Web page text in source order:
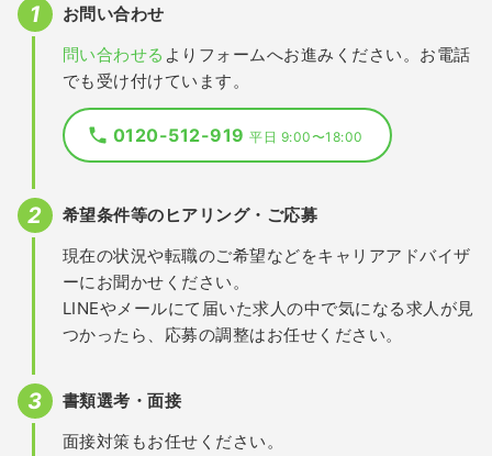
お問い合わせ
問い合わせる よりフォームへお進みください。お電話
でも受け付けています。
0120-512-919平日 9:00〜18:00
希望条件等のヒアリング・ご応募
現在の状況や転職のご希望などをキャリアアドバイザ
ーにお聞かせください。
LINEやメールにて届いた求人の中で気になる求人が見
つかったら、応募の調整はお任せください。
書類選考・面接
面接対策もお任せください。